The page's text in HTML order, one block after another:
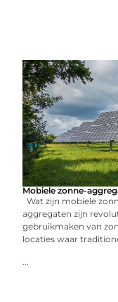
Mobiele zonne-
Wat zijn mobiele
aggregaten zijn
gebruikmaken van
locaties waar
...